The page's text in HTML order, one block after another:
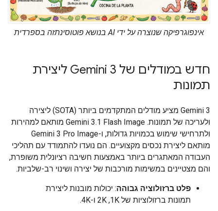
אינפוגרפיקה שנוצרה על ידי AI בנושא פוטוסינתזה בספרדית
חדש במודלים של Gemini 3 ליצירת
תמונות
‫Gemini 3 מציע מודלים המתקדמים ביותר (SOTA) ליצירה
ולעריכה של תמונות. ‫Gemini 3.1 Flash Image מותאם למהירות
ולתרחישי שימוש בכמויות גדולות, ו-Gemini 3 Pro Image
מותאם ליצירת נכסים מקצועיים. הם נועדו להתמודד עם תהליכי
העבודה המאתגרים ביותר באמצעות חשיבה רציונלית משופרת,
והם מצטיינים במשימות מורכבות של יצירה ושינוי רב-שלביות.
פלט ברזולוציה גבוהה: יכולות מובנות ליצירת
תמונות ברזולוציות של 1K,‏ 2K ו-4K.